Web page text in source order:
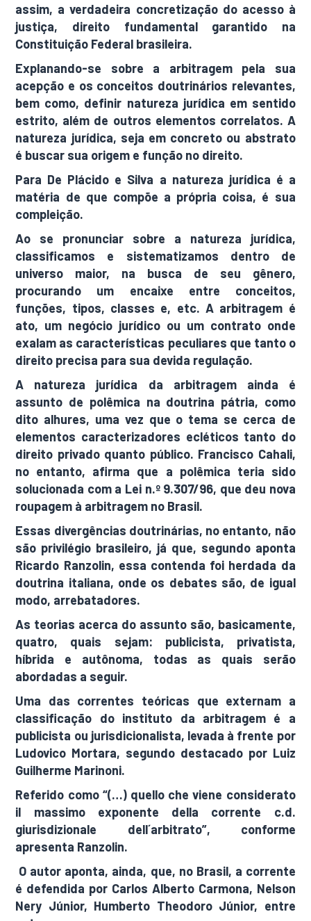
assim, a verdadeira concretização do acesso à
justiça, direito fundamental garantido na
Constituição Federal brasileira.
Explanando-se sobre a arbitragem pela sua
acepção e os conceitos doutrinários relevantes,
bem como, definir natureza jurídica em sentido
estrito, além de outros elementos correlatos. A
natureza jurídica, seja em concreto ou abstrato
é buscar sua origem e função no direito.
Para De Plácido e Silva a natureza jurídica é a
matéria de que compõe a própria coisa, é sua
compleição.
Ao se pronunciar sobre a natureza jurídica,
classificamos e sistematizamos dentro de
universo maior, na busca de seu gênero,
procurando um encaixe entre conceitos,
funções, tipos, classes e, etc. A arbitragem é
ato, um negócio jurídico ou um contrato onde
exalam as características peculiares que tanto o
direito precisa para sua devida regulação.
A natureza jurídica da arbitragem ainda é
assunto de polêmica na doutrina pátria, como
dito alhures, uma vez que o tema se cerca de
elementos caracterizadores ecléticos tanto do
direito privado quanto público. Francisco Cahali,
no entanto, afirma que a polêmica teria sido
solucionada com a Lei n.º 9.307/96, que deu nova
roupagem à arbitragem no Brasil.
Essas divergências doutrinárias, no entanto, não
são privilégio brasileiro, já que, segundo aponta
Ricardo Ranzolin, essa contenda foi herdada da
doutrina italiana, onde os debates são, de igual
modo, arrebatadores.
As teorias acerca do assunto são, basicamente,
quatro, quais sejam: publicista, privatista,
híbrida e autônoma, todas as quais serão
abordadas a seguir.
Uma das correntes teóricas que externam a
classificação do instituto da arbitragem é a
publicista ou jurisdicionalista, levada à frente por
Ludovico Mortara, segundo destacado por Luiz
Guilherme Marinoni.
Referido como “(…) quello che viene considerato
il massimo exponente della corrente c.d.
giurisdizionale dell´arbitrato”, conforme
apresenta Ranzolin.
O autor aponta, ainda, que, no Brasil, a corrente
é defendida por Carlos Alberto Carmona, Nelson
Nery Júnior, Humberto Theodoro Júnior, entre